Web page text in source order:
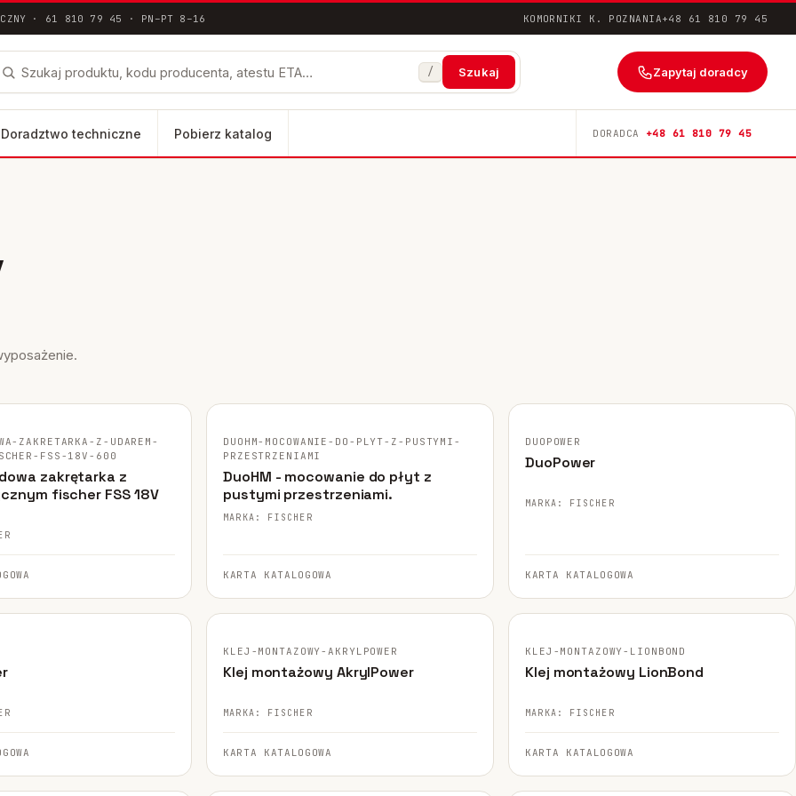
· 61 810 79 45 · PN–PT 8–16 KOMORNIKI K. POZNANIA+48 61 810 79 45
/ Szukaj Zapytaj doradcy
Doradztwo techniczne Pobierz katalog DORADCA +48 61 810 79 45
II-SK
ZDJĘCIE
ZAKRETARKA-Z-UDAREM-
FSS-18V-600
zakrętarka z
fischer FSS 18V
FISCHER · ORYGINALNE ZDJĘCIE
DUOHM-MOCOWANIE-DO-PLYT-Z-PUSTYMI-
PRZESTRZENIAMI
DuoHM - mocowanie do płyt z
pustymi przestrzeniami.
MARKA: FISCHER
KARTA KATALOGOWA
FISCHER · ORYGINALNE ZDJĘCIE
DUOPOWER
DuoPower
MARKA: FISCHER
KARTA KATALOGOWA
ZDJĘCIE FISCHER · ORYGINALNE ZDJĘCIE
KLEJ-MONTAZOWY-AKRYLPOWER
Klej montażowy AkrylPower
MARKA: FISCHER
KARTA KATALOGOWA
FISCHER · ORYGINALNE ZDJĘCIE
KLEJ-MONTAZOWY-LIONBOND
Klej montażowy LionBond
MARKA: FISCHER
KARTA KATALOGOWA